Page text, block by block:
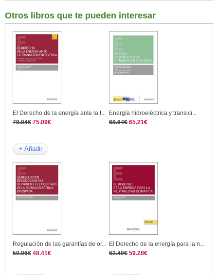
Otros libros que te pueden interesar
El Derecho de la energía ante la t...
79.04€ 75.09€
+ Añadir
Energía hidroeléctrica y transici...
68.64€ 65.21€
Regulación de las garantías de or...
50.96€ 48.41€
El Derecho de la energía para la n...
62.40€ 59.28€